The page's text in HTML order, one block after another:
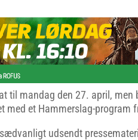
til mandag den 27. april, men
med et Hammerslag-program
udsendt